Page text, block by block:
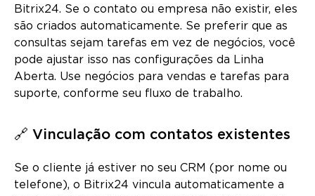
Bitrix24. Se o contato ou empresa não existir, eles
são criados automaticamente. Se preferir que as
consultas sejam tarefas em vez de negócios, você
pode ajustar isso nas configurações da Linha
Aberta. Use negócios para vendas e tarefas para
suporte, conforme seu fluxo de trabalho.
🔗 Vinculação com contatos existentes
Se o cliente já estiver no seu CRM (por nome ou
telefone), o Bitrix24 vincula automaticamente a